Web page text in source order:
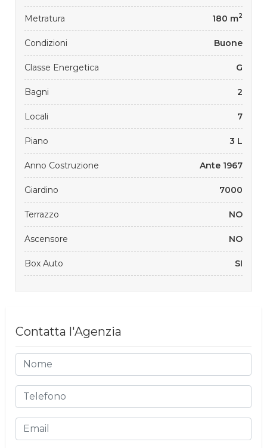
Metratura 180 m2
Condizioni Buone
Classe Energetica G
Bagni 2
Locali 7
Piano 3 L
Anno Costruzione Ante 1967
Giardino 7000
Terrazzo NO
Ascensore NO
Box Auto SI
Contatta l'Agenzia